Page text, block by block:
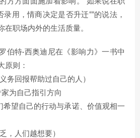
录用，情商决定是否升迁““的说法，
在职场内外的生活质量。
伯特·西奥迪尼在《影响力》一书中
原则：
务回报帮助过自己的人）
为自己指引方向
望自己的行动与承诺、价值观相一
，人们越想要）